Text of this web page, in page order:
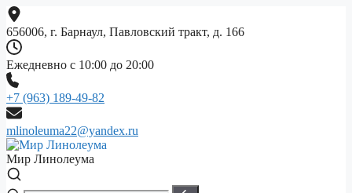
Перейти
к
содержимому
656006, г. Барнаул, Павловский тракт, д. 166
Ежедневно с 10:00 до 20:00
+7 (963) 189-49-82
mlinoleuma22@yandex.ru
Мир Линолеума